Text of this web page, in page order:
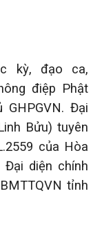
kỳ, đạo ca,
điệp Phật
Đại
Bửu) tuyên
của Hòa
Đại diện chính
tỉnh